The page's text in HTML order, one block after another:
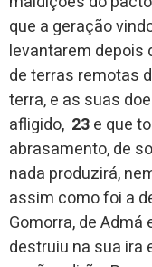
que a geração
levantarem depois
de terras remotas
terra, e as suas
afligido, 23e que
abrasamento, de
nada produzirá,
assim como foi a
Gomorra, de Admá
destruiu na sua ira